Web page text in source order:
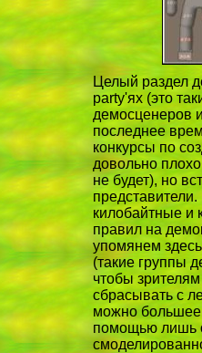
Целый раздел
party'ях (это
демосценеров
последнее
конкурсы по
довольно
не будет), но
килобайтные и
правил на
упомянем
(такие группы
чтобы
сбрасывать с
можно большее
помощью лишь